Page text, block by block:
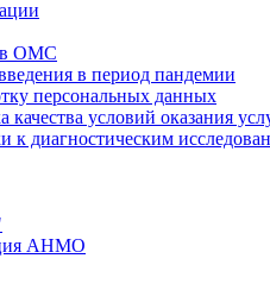
ОМС
в период пандемии
персональных данных
качества условий оказания
к диагностическим
АНМО